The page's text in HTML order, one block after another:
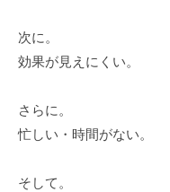
次に。
効果が見えにくい。
さらに。
忙しい・時間がない。
そして。